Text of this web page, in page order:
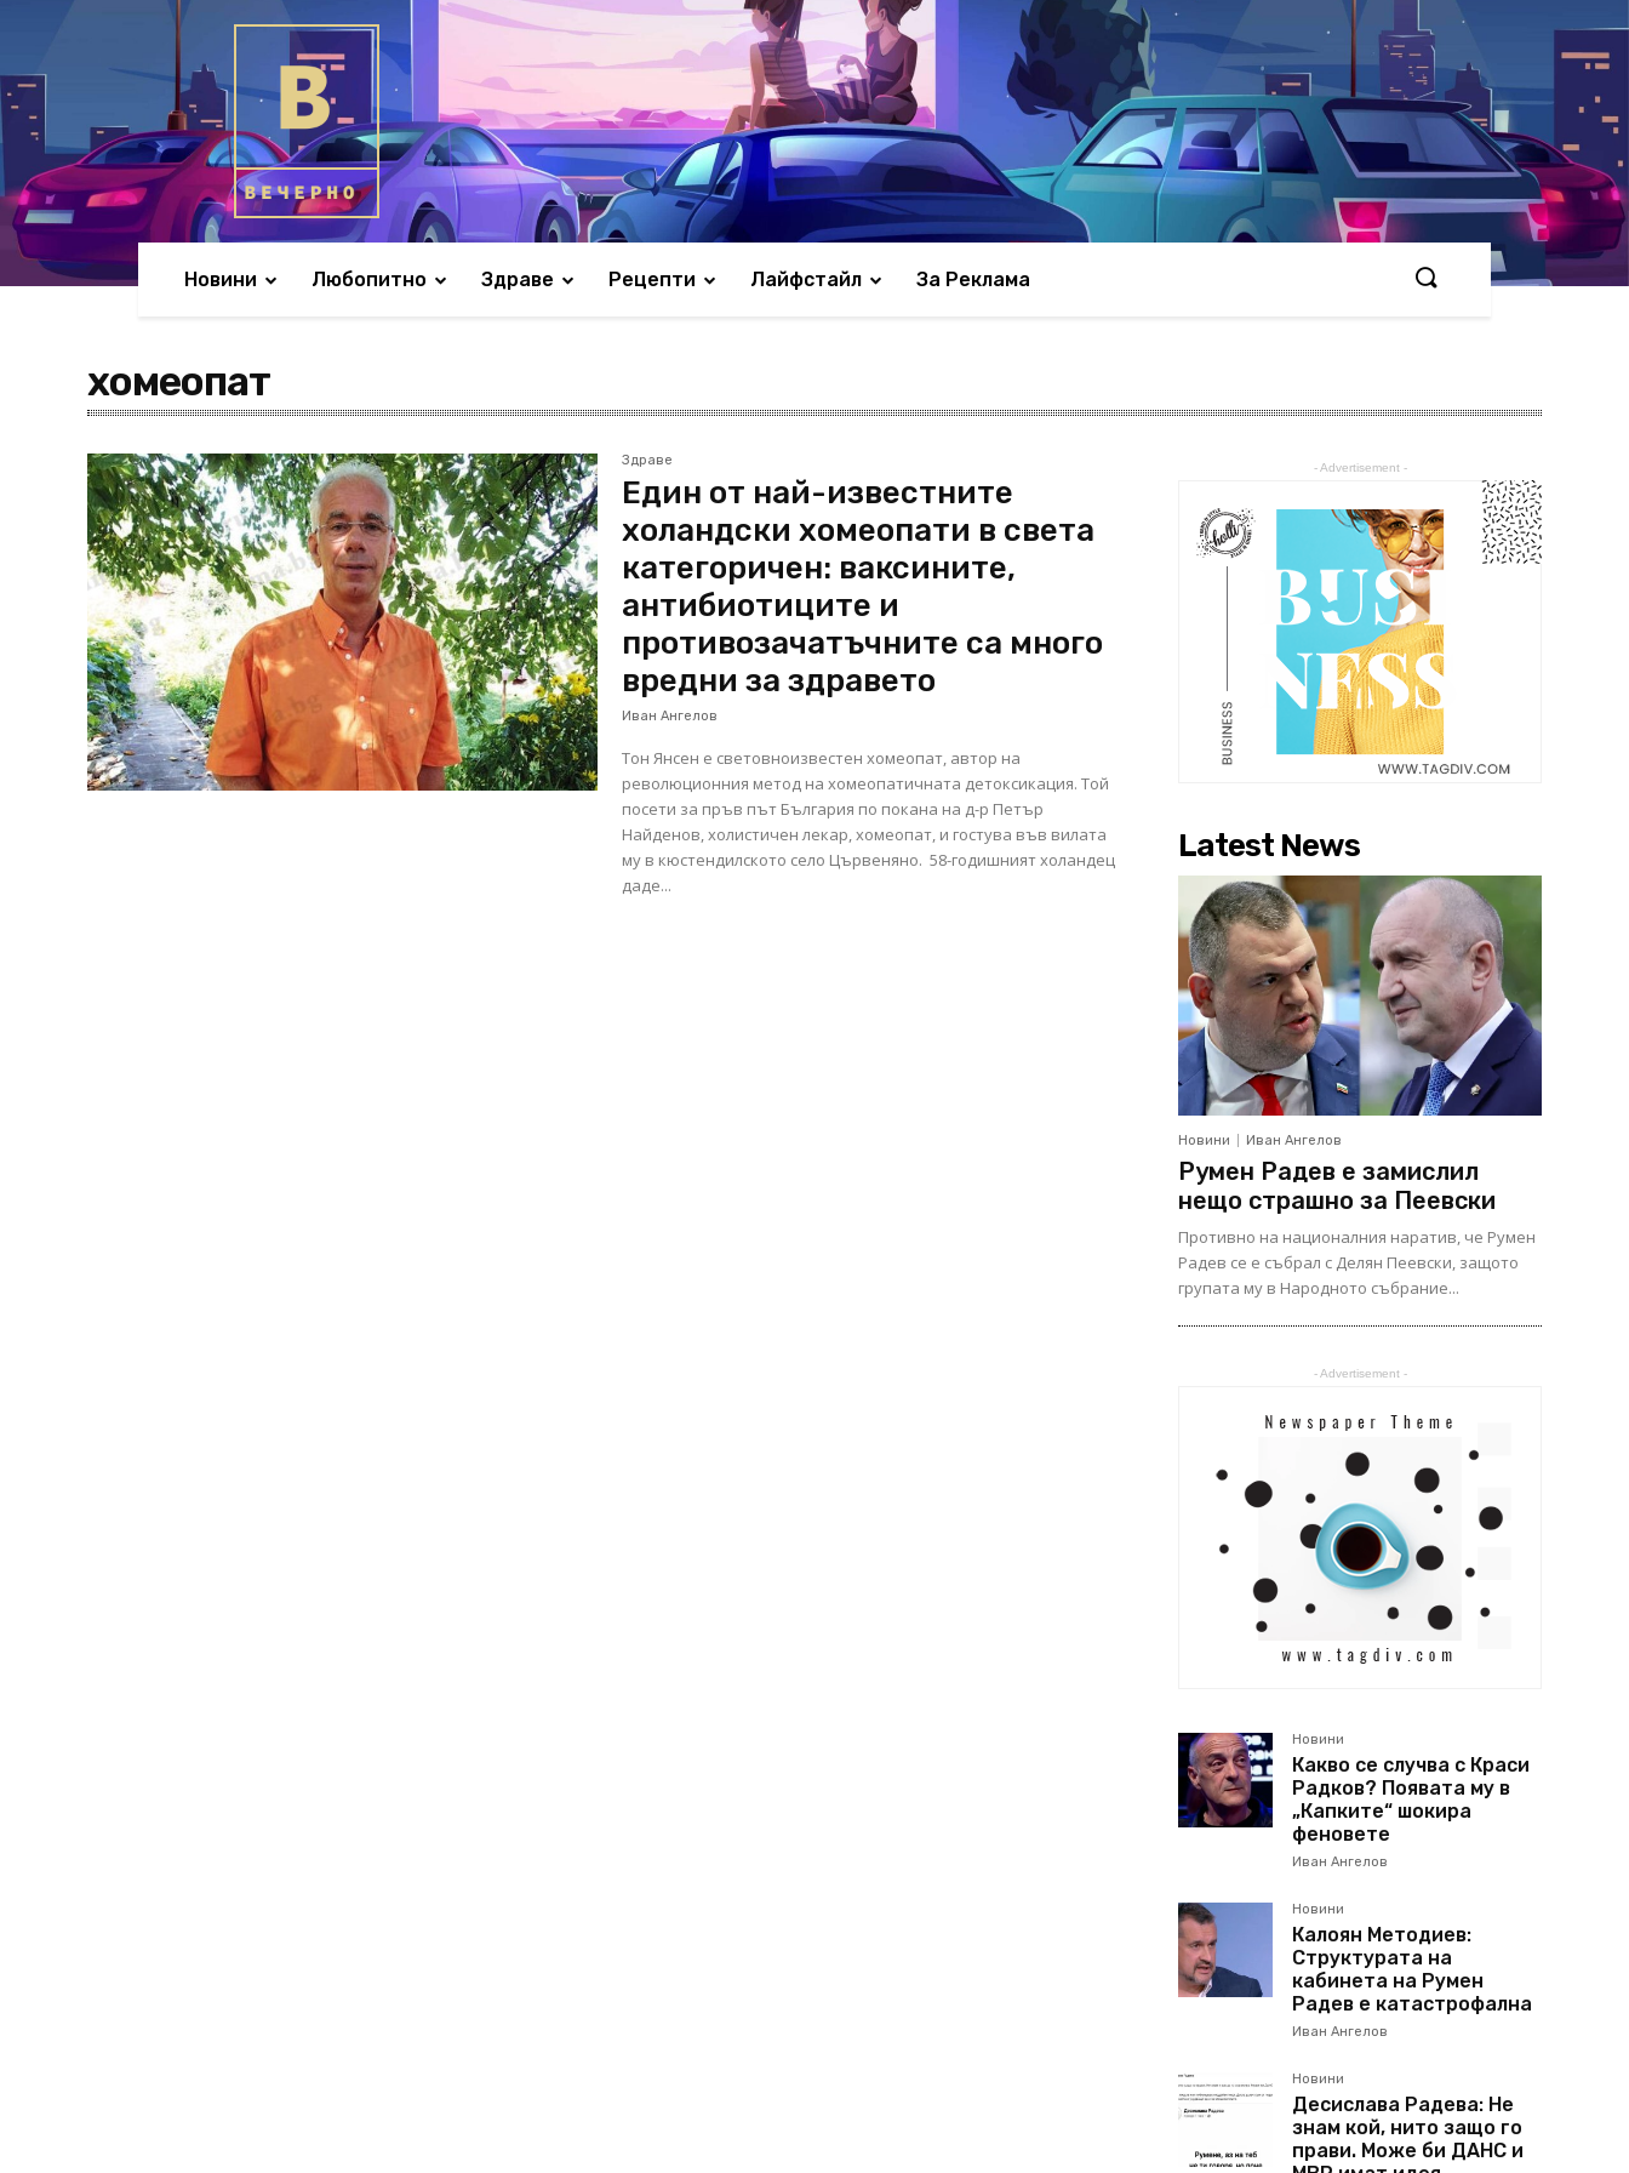
Новини Любопитно Здраве Рецепти Лайфстайл За Реклама
хомеопат
Здраве
Един от най-известните
холандски хомеопати в света
категоричен: ваксините,
антибиотиците и
противозачатъчните са много
вредни за здравето
Иван Ангелов
Тон Янсен е световноизвестен хомеопат, автор на
революционния метод на хомеопатичната детоксикация. Той
посети за пръв път България по покана на д-р Петър
Найденов, холистичен лекар, хомеопат, и гостува във вилата
му в кюстендилското село Цървеняно. 58-годишният холандец
даде...
- Advertisement -
Latest News
Новини Иван Ангелов
Румен Радев е замислил
нещо страшно за Пеевски
Противно на националния наратив, че Румен
Радев се е събрал с Делян Пеевски, защото
групата му в Народното събрание...
- Advertisement -
Новини
Какво се случва с Краси
Радков? Появата му в
„Капките“ шокира
феновете
Иван Ангелов
Новини
Калоян Методиев:
Структурата на
кабинета на Румен
Радев е катастрофална
Иван Ангелов
Новини
Десислава Радева: Не
знам кой, нито защо го
прави. Може би ДАНС и